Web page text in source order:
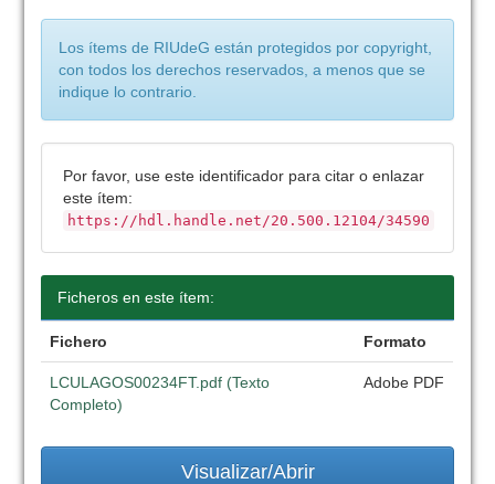
Los ítems de RIUdeG están protegidos por copyright,
con todos los derechos reservados, a menos que se
indique lo contrario.
Por favor, use este identificador para citar o enlazar
este ítem:
https://hdl.handle.net/20.500.12104/34590
Ficheros en este ítem:
Fichero Formato
LCULAGOS00234FT.pdf (Texto
Completo)
Adobe PDF
Visualizar/Abrir